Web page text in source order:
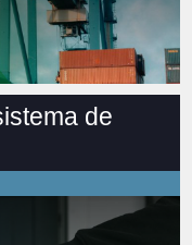
de